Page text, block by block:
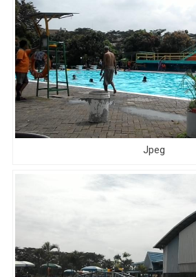
Jpeg